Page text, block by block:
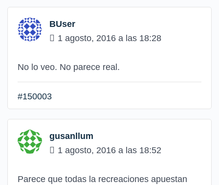
BUser
1 agosto, 2016 a las 18:28
No lo veo. No parece real.
#150003
gusanllum
1 agosto, 2016 a las 18:52
Parece que todas la recreaciones apuestan